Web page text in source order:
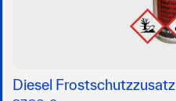
Diesel Frostschutzzusatz